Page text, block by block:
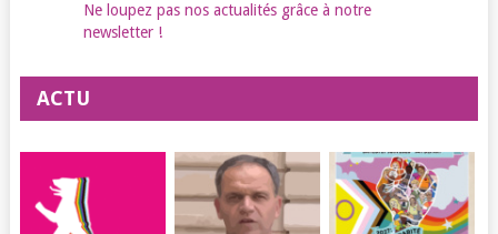
Ne loupez pas nos actualités grâce à notre
newsletter !
ACTU